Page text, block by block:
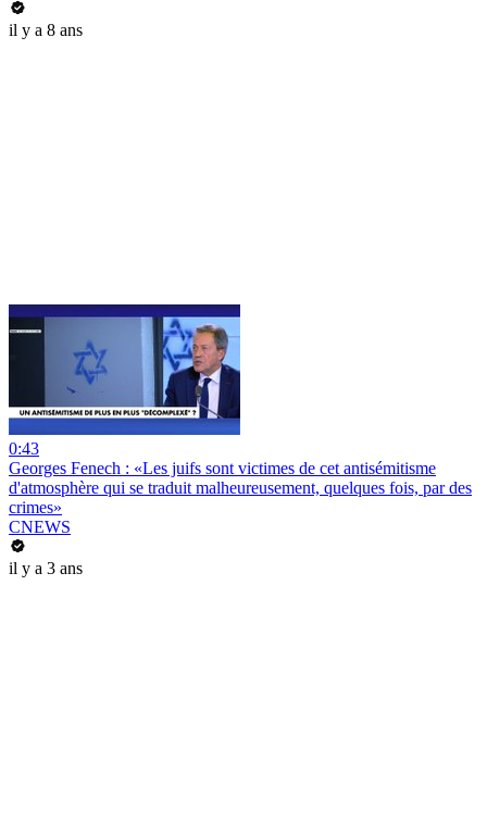
il y a 8 ans
0:43
Georges Fenech : «Les juifs sont victimes de cet antisémitisme
d'atmosphère qui se traduit malheureusement, quelques fois, par des
crimes»
CNEWS
il y a 3 ans